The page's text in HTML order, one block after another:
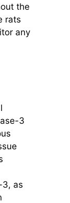
the
rats
any
3
as